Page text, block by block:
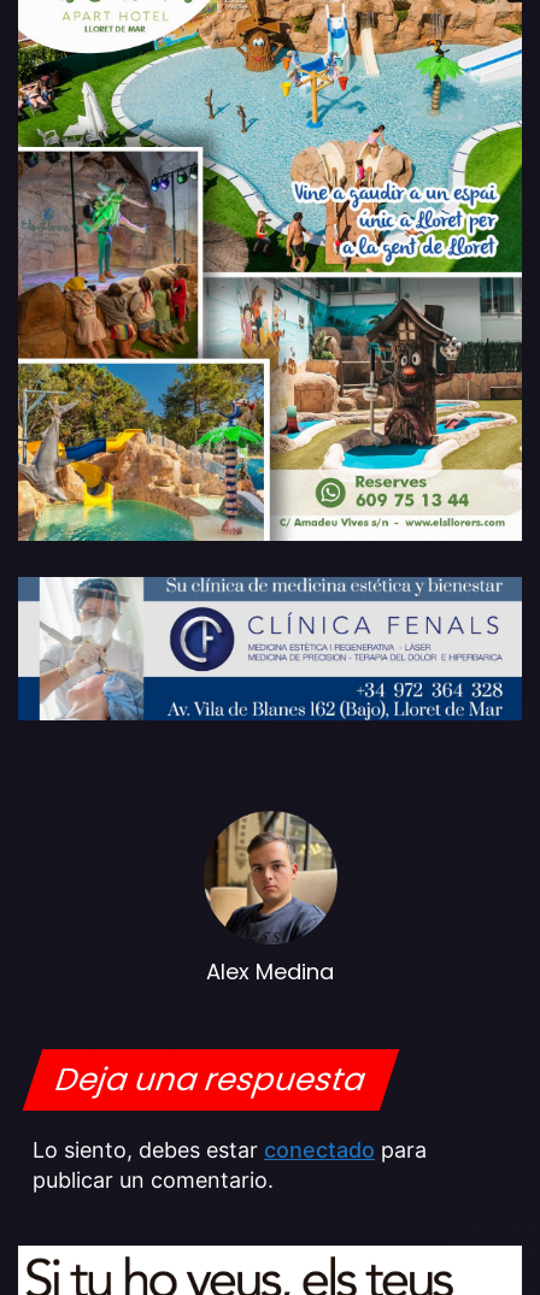
Alex Medina
Deja una respuesta
Lo siento, debes estar conectado para
publicar un comentario.